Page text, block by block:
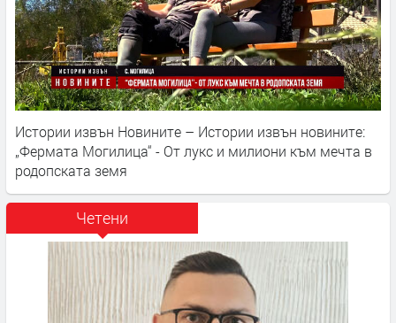
Истории извън Новините – Истории извън новините:
„Фермата Могилица“ - От лукс и милиони към мечта в
родопската земя
Четени